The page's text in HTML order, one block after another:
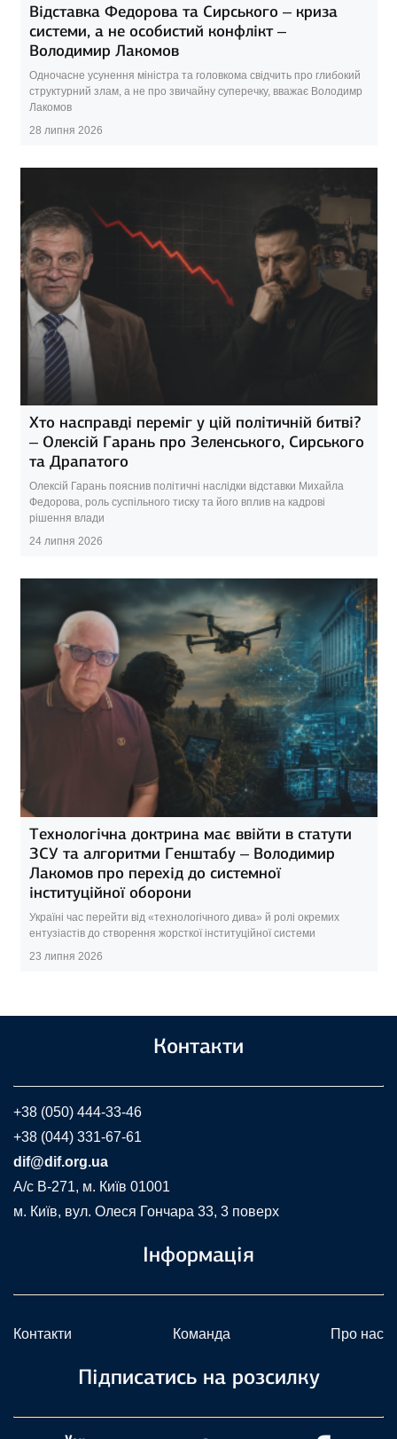
Відставка Федорова та Сирського – криза
системи, а не особистий конфлікт –
Володимир Лакомов
Одночасне усунення міністра та головкома свідчить про глибокий
структурний злам, а не про звичайну суперечку, вважає Володимр
Лакомов
28 липня 2026
Хто насправді переміг у цій політичній битві?
– Олексій Гарань про Зеленського, Сирського
та Драпатого
Олексій Гарань пояснив політичні наслідки відставки Михайла
Федорова, роль суспільного тиску та його вплив на кадрові
рішення влади
24 липня 2026
Технологічна доктрина має ввійти в статути
ЗСУ та алгоритми Генштабу – Володимир
Лакомов про перехід до системної
інституційної оборони
Україні час перейти від «технологічного дива» й ролі окремих
ентузіастів до створення жорсткої інституційної системи
23 липня 2026
Контакти
+38 (050) 444-33-46
+38 (044) 331-67-61
dif@dif.org.ua
A/c В-271, м. Київ 01001
м. Київ, вул. Олеся Гончара 33, 3 поверх
Інформація
Контакти Команда Про нас
Підписатись на розсилку